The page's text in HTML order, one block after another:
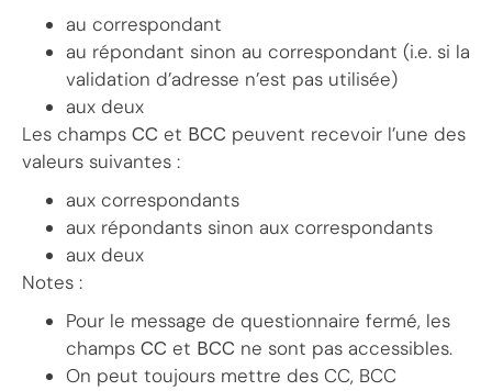
au correspondant
au répondant sinon au correspondant (i.e. si la
validation d’adresse n’est pas utilisée)
aux deux
Les champs CC et BCC peuvent recevoir l’une des
valeurs suivantes :
aux correspondants
aux répondants sinon aux correspondants
aux deux
Notes :
Pour le message de questionnaire fermé, les
champs CC et BCC ne sont pas accessibles.
On peut toujours mettre des CC, BCC